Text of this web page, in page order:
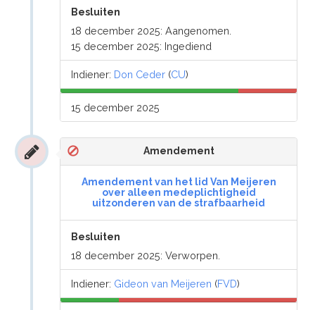
Besluiten
18 december 2025: Aangenomen.
15 december 2025: Ingediend
Indiener: Don Ceder (CU)
15 december 2025
Amendement
Amendement van het lid Van Meijeren
over alleen medeplichtigheid
uitzonderen van de strafbaarheid
Besluiten
18 december 2025: Verworpen.
Indiener: Gideon van Meijeren (FVD)